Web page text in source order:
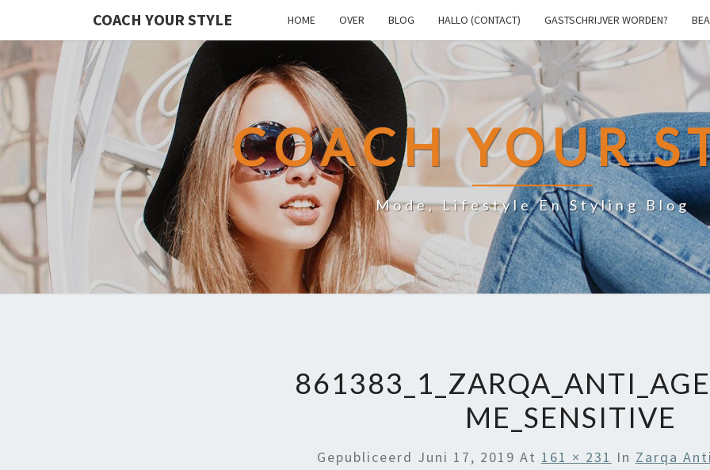
COACH YOUR STYLE HOME OVER BLOG HALLO (CONTACT) GASTSCHRIJVER WORDEN?
COACH YOUR
Mode, Lifestyle En Styling Blog
ME_SENSITIVE
Gepubliceerd Juni 17, 2019 At 161 × 231 In Zarqa